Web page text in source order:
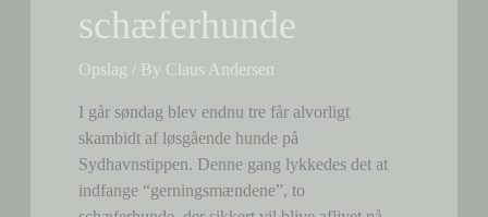
schæferhunde
Opslag / By Claus Andersen
I går søndag blev endnu tre får alvorligt
skambidt af løsgående hunde på
Sydhavnstippen. Denne gang lykkedes det at
indfange “gerningsmændene”, to